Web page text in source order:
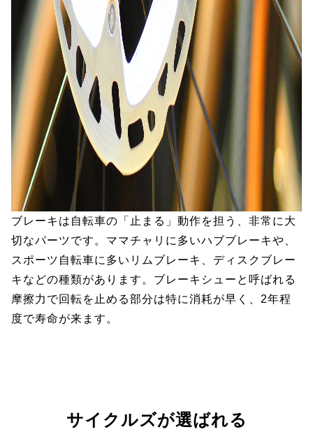
ブレーキは自転車の「止まる」動作を担う、非常に大
切なパーツです。ママチャリに多いハブブレーキや、
スポーツ自転車に多いリムブレーキ、ディスクブレー
キなどの種類があります。ブレーキシューと呼ばれる
摩擦力で回転を止める部分は特に消耗が早く、2年程
度で寿命が来ます。
サイクルズが選ばれる